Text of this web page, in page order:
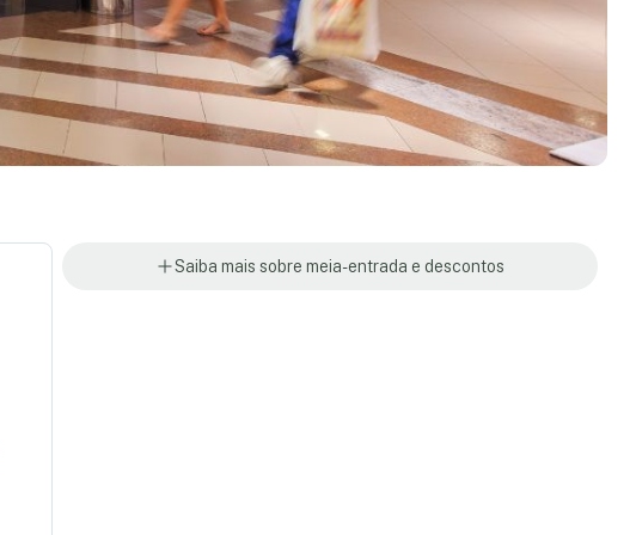
Saiba mais sobre meia-entrada e descontos